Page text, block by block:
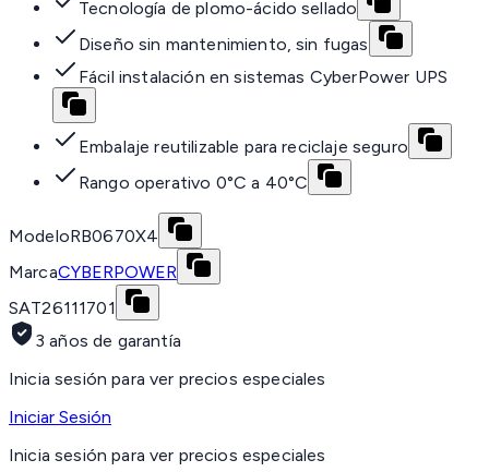
Tecnología de plomo-ácido sellado
Diseño sin mantenimiento, sin fugas
Fácil instalación en sistemas CyberPower UPS
Embalaje reutilizable para reciclaje seguro
Rango operativo 0°C a 40°C
ModeloRB0670X4
MarcaCYBERPOWER
SAT26111701
3 años de garantía
Inicia sesión para ver precios especiales
Iniciar Sesión
Inicia sesión para ver precios especiales